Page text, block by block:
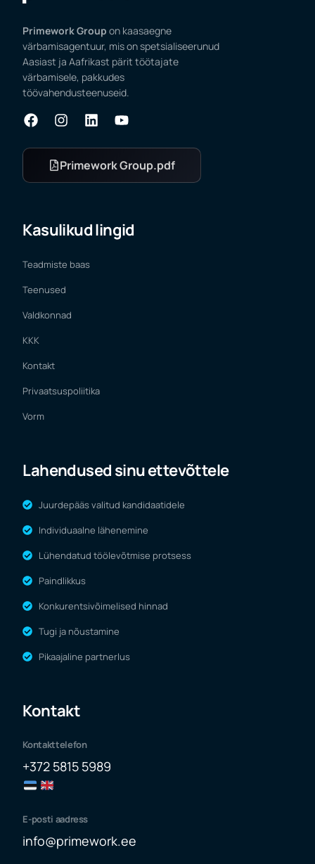
Primework Group on kaasaegne
värbamisagentuur, mis on spetsialiseerunud
Aasiast ja Aafrikast pärit töötajate
värbamisele, pakkudes
töövahendusteenuseid.
Primework Group.pdf
Kasulikud lingid
Teadmiste baas
Teenused
Valdkonnad
KKK
Kontakt
Privaatsuspoliitika
Vorm
Lahendused sinu ettevõttele
Juurdepääs valitud kandidaatidele
Individuaalne lähenemine
Lühendatud töölevõtmise protsess
Paindlikkus
Konkurentsivõimelised hinnad
Tugi ja nõustamine
Pikaajaline partnerlus
Kontakt
Kontakttelefon
+372 5815 5989
E-posti aadress
info@primework.ee